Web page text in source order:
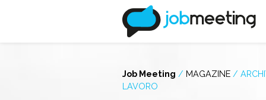
Job Meeting / MAGAZINE /
LAVORO